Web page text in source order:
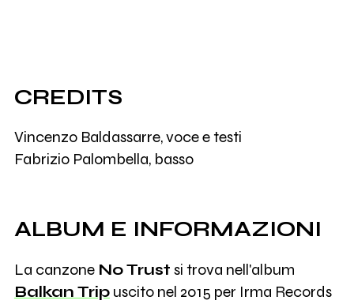
CREDITS
Vincenzo Baldassarre, voce e testi
Fabrizio Palombella, basso
ALBUM E INFORMAZIONI
La canzone No Trust si trova nell'album
Balkan Tripuscito nel 2015 per Irma Records